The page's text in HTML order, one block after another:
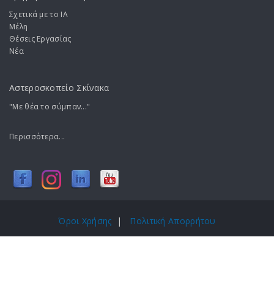
Σχετικά με το ΙA
Μέλη
Θέσεις Εργασίας
Νέα
Αστεροσκοπείο Σκίνακα
"Με θέα το σύμπαν..."
Περισσότερα...
Όροι Χρήσης | Πολιτική Απορρήτου